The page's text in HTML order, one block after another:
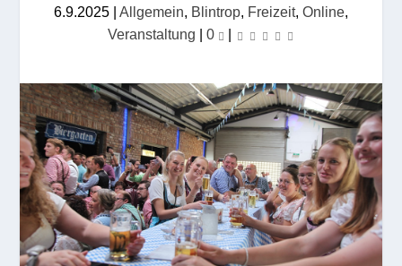
6.9.2025 | Allgemein, Blintrop, Freizeit, Online,
Veranstaltung | 0 |